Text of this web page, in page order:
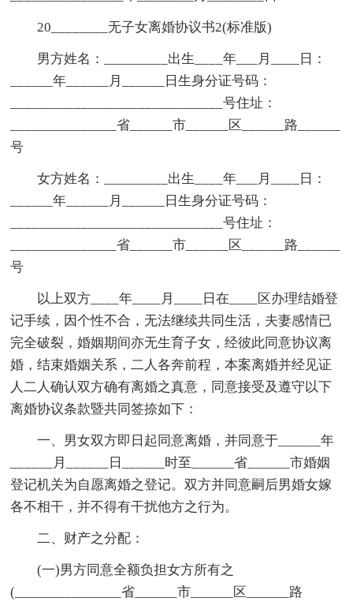
20________无子女离婚协议书2(标准版)
男方姓名：_________出生____年___月____日：
______年______月______日生身分证号码：
______________________________号住址：
_______________省______市______区______路______
号
女方姓名：_________出生____年___月____日：
______年______月______日生身分证号码：
______________________________号住址：
_______________省______市______区______路______
号
以上双方____年____月____日在____区办理结婚登
记手续，因个性不合，无法继续共同生活，夫妻感情已
完全破裂，婚姻期间亦无生育子女，经彼此同意协议离
婚，结束婚姻关系，二人各奔前程，本案离婚并经见证
人二人确认双方确有离婚之真意，同意接受及遵守以下
离婚协议条款暨共同签捺如下：
一、男女双方即日起同意离婚，并同意于______年
______月______日______时至______省______市婚姻
登记机关为自愿离婚之登记。双方并同意嗣后男婚女嫁
各不相干，并不得有干扰他方之行为。
二、财产之分配：
(一)男方同意全额负担女方所有之
(_______________省______市______区______路